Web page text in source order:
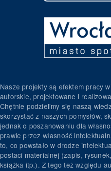
Nasze projekty są efektem pracy
autorskie, projektowane i
Chętnie podzielimy się naszą
skorzystać z naszych pomysłów,
jednak o poszanowaniu dla
prawie przez własność
to, co powstało w drodze
postaci materialnej (zapis,
książka itp.). Z tego też względu